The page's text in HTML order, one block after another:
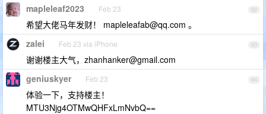
92
mapleleaf2023 Feb 23
希望大佬马年发财！ mapleleafab@qq.com 。
93
zalei Feb 23 via iPhone
谢谢楼主大气， zhanhanker@gmail.com
94
geniuskyer Feb 23
体验一下，支持楼主！
MTU3Njg4OTMwQHFxLmNvbQ==